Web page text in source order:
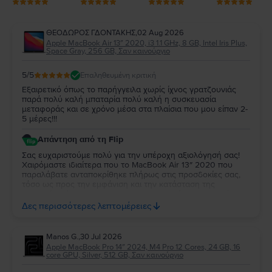
ΘΕΟΔΩΡΟΣ ΓΔΟΝΤΑΚΗΣ,02 Aug 2026
Apple MacBook Air 13″ 2020, i3 1.1 GHz, 8 GB, Intel Iris Plus,
Space Gray, 256 GB, Σαν καινούργιο
5/5 Επαληθευμένη κριτική
Εξαιρετικό όπως το παρήγγειλα χωρίς ίχνος γρατζουνιάς
παρά πολύ καλή μπαταρία πολύ καλή η συσκευασία
μεταφοράς και σε χρόνο μέσα στα πλαίσια που μου είπαν 2-
5 μέρες!!!
Απάντηση από τη Flip
Σας ευχαριστούμε πολύ για την υπέροχη αξιολόγησή σας!
Χαιρόμαστε ιδιαίτερα που το MacBook Air 13″ 2020 που
παραλάβατε ανταποκρίθηκε πλήρως στις προσδοκίες σας,
παράδοσης. Σας ευχαριστούμε για την εμπιστοσύνη σας και
ευχόμαστε να το χαρείτε!
Δες περισσότερες λεπτομέρειες
Manos G.,30 Jul 2026
Apple MacBook Pro 14″ 2024, M4 Pro 12 Cores, 24 GB, 16
core GPU, Silver, 512 GB, Σαν καινούργιο